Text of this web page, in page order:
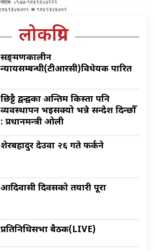
लोकप्रिय
सङ्क्रमणकालीन
न्यायसम्बन्धी(टीआरसी)विधेयक पारित
छिट्टै द्वन्द्वका अन्तिम किस्ता पनि
व्यवस्थापन भइसक्यो भन्ने सन्देश दिन्छौँ
: प्रधानमन्त्री ओली
शेरबहादुर देउवा २६ गते फर्कने
आदिवासी दिवसको तयारी पूरा
प्रतिनिधिसभा बैठक(LIVE)